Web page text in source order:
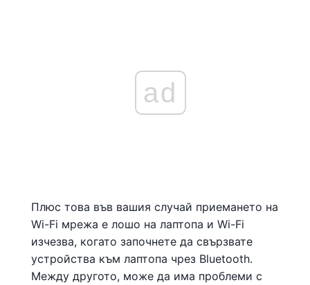
ad
Плюс това във вашия случай приемането на
Wi-Fi мрежа е лошо на лаптопа и Wi-Fi
изчезва, когато започнете да свързвате
устройства към лаптопа чрез Bluetooth.
Между другото, може да има проблеми с